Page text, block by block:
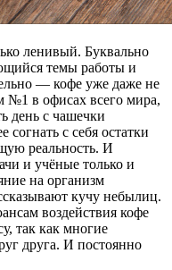
ленивый. Буквально
темы работы и
— кофе уже даже не
№1 в офисах всего мира,
день с чашечки
с себя остатки
реальность. И
и учёные только и
на организм
кучу небылиц.
воздействия кофе
так как многие
друга. И постоянно